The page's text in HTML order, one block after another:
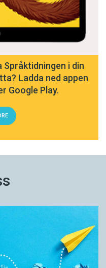
Språktidningen i din
Ladda ned appen
Google Play.